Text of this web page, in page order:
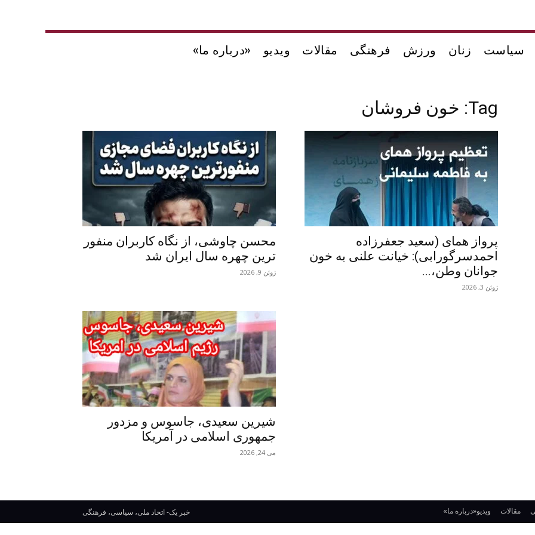
سیاست زنان ورزش فرهنگی مقالات ویدیو «درباره ما»
Tag: خون فروشان
محسن چاوشی، از نگاه کاربران منفور
ترین چهره سال ایران شد
ژوئن 9, 2026
پرواز همای (سعید جعفرزاده
احمدسرگورابی): خیانت علنی به خون
جوانان وطن،...
ژوئن 3, 2026
شیرین سعیدی، جاسوس و مزدور
جمهوری اسلامی در آمریکا
می 24, 2026
خبر یک- اتحاد ملی، سیاسی، فرهنگی مقالات ویدیو«درباره ما»